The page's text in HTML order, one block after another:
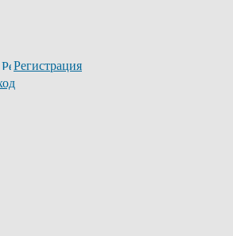
Регистрация